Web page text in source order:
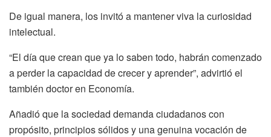
De igual manera, los invitó a mantener viva la curiosidad
intelectual.
“El día que crean que ya lo saben todo, habrán comenzado
a perder la capacidad de crecer y aprender”, advirtió el
también doctor en Economía.
Añadió que la sociedad demanda ciudadanos con
propósito, principios sólidos y una genuina vocación de